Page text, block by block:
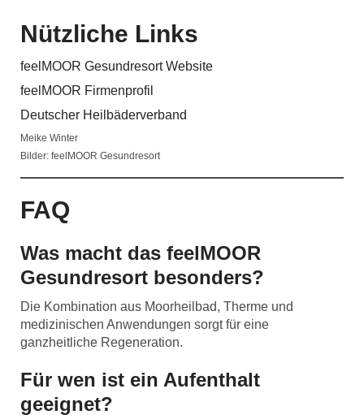
Nützliche Links
feelMOOR Gesundresort Website
feelMOOR Firmenprofil
Deutscher Heilbäderverband
Meike Winter
Bilder: feelMOOR Gesundresort
FAQ
Was macht das feelMOOR
Gesundresort besonders?
Die Kombination aus Moorheilbad, Therme und
medizinischen Anwendungen sorgt für eine
ganzheitliche Regeneration.
Für wen ist ein Aufenthalt
geeignet?